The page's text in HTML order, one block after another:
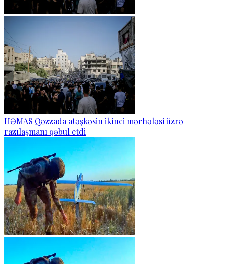
HƏMAS Qəzzada atəşkəsin ikinci mərhələsi üzrə
razılaşmanı qəbul etdi